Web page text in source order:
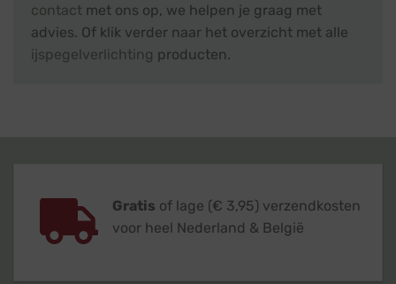
contact met ons op, we helpen je graag met
advies. Of klik verder naar het overzicht met alle
ijspegelverlichting producten.
Gratis of lage (€ 3,95) verzendkosten
voor heel Nederland & België